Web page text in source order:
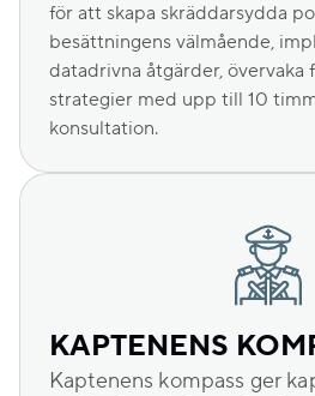
för att skapa skräddarsydda
besättningens välmående,
datadrivna åtgärder, övervaka
strategier med upp till 10
konsultation.
KAPTENENS
Kaptenens kompass ger